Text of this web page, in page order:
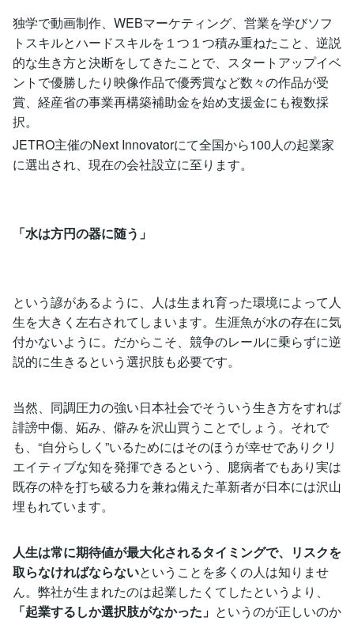
独学で動画制作、WEBマーケティング、営業を学びソフ
トスキルとハードスキルを１つ１つ積み重ねたこと、逆説
的な生き方と決断をしてきたことで、スタートアップイベ
ントで優勝したり映像作品で優秀賞など数々の作品が受
賞、経産省の事業再構築補助金を始め支援金にも複数採
択。
JETRO主催のNext Innovatorにて全国から100人の起業家
に選出され、現在の会社設立に至ります。
「水は方円の器に随う」
という諺があるように、人は生まれ育った環境によって人
生を大きく左右されてしまいます。生涯魚が水の存在に気
付かないように。だからこそ、競争のレールに乗らずに逆
説的に生きるという選択肢も必要です。
当然、同調圧力の強い日本社会でそういう生き方をすれば
誹謗中傷、妬み、僻みを沢山買うことでしょう。それで
も、“自分らしく”いるためにはそのほうが幸せでありクリ
エイティブな知を発揮できるという、臆病者でもあり実は
既存の枠を打ち破る力を兼ね備えた革新者が日本には沢山
埋もれています。
人生は常に期待値が最大化されるタイミングで、リスクを
取らなければならないということを多くの人は知りませ
ん。弊社が生まれたのは起業したくてしたというより、
「起業するしか選択肢がなかった」 というのが正しいのか